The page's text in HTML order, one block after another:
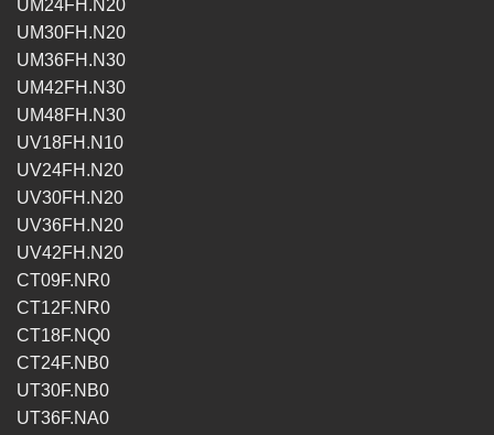
UM24FH.N20
UM30FH.N20
UM36FH.N30
UM42FH.N30
UM48FH.N30
UV18FH.N10
UV24FH.N20
UV30FH.N20
UV36FH.N20
UV42FH.N20
CT09F.NR0
CT12F.NR0
CT18F.NQ0
CT24F.NB0
UT30F.NB0
UT36F.NA0